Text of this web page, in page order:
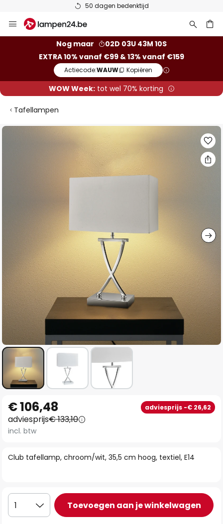
50 dagen bedenktijd
naar
Nog maar
02D 03U 43M 09S
EXTRA 10% vanaf €99 & 13% vanaf €159
Actiecode:WAUW Kopiëren
WOW Week:tot wel 70% korting
Tafellampen
Ga
naar
het
begin
de
Club tafellamp, chroom/wit, 35,5 cm hoog, textiel, E14
€ 106,48 adviesprijs -€ 26,62
adviesprijs€ 133,10
incl. btw
1 Toevoegen aan je winkelwagen